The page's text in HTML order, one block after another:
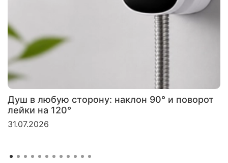
Душ в любую сторону: наклон 90° и поворот
лейки на 120°
31.07.2026